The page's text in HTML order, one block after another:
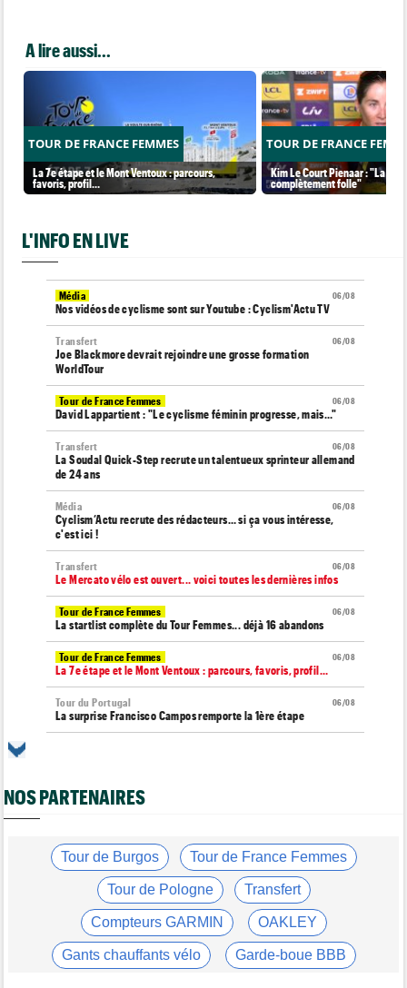
A lire aussi...
TOUR DE FRANCE FEMMES
La 7e étape et le Mont Ventoux : parcours,
favoris, profil…
TOUR DE FRANCE
Kim Le Court Pienaar : "La
complètement folle"
L'INFO EN LIVE
06/08
Média
Nos vidéos de cyclisme sont sur Youtube : Cyclism'Actu TV
06/08
Transfert
Joe Blackmore devrait rejoindre une grosse formation
WorldTour
06/08
Tour de France Femmes
David Lappartient : "Le cyclisme féminin progresse, mais…"
06/08
Transfert
La Soudal Quick-Step recrute un talentueux sprinteur allemand
de 24 ans
06/08
Média
Cyclism’Actu recrute des rédacteurs… si ça vous intéresse,
c'est ici !
06/08
Transfert
Le Mercato vélo est ouvert... voici toutes les dernières infos
06/08
Tour de France Femmes
La startlist complète du Tour Femmes... déjà 16 abandons
06/08
Tour de France Femmes
La 7e étape et le Mont Ventoux : parcours, favoris, profil…
06/08
Tour du Portugal
La surprise Francisco Campos remporte la 1ère étape
Tour de France Femmes
06/08
Tour de France Femmes
Kim Le Court Pienaar : "La course a été complètement folle"
Isaac Del Toro prolonge avec UAE Team Emirates-XRG jusqu'en
06/08
Tour de Burgos
Felix Gall : "J’espère conserver ce maillot de leader"
NOS PARTENAIRES
Tour de Burgos Tour de France Femmes
Tour de Pologne Transfert
Compteurs GARMIN OAKLEY
Gants chauffants vélo Garde-boue BBB